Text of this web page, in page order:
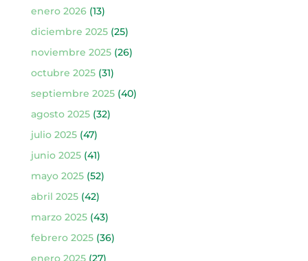
enero 2026(13)
diciembre 2025(25)
noviembre 2025(26)
octubre 2025(31)
septiembre 2025(40)
agosto 2025(32)
julio 2025(47)
junio 2025(41)
mayo 2025(52)
abril 2025(42)
marzo 2025(43)
febrero 2025(36)
enero 2025(27)